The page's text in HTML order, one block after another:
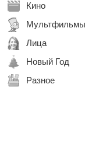
Кино
Мультфильмы
Лица
Новый Год
Разное